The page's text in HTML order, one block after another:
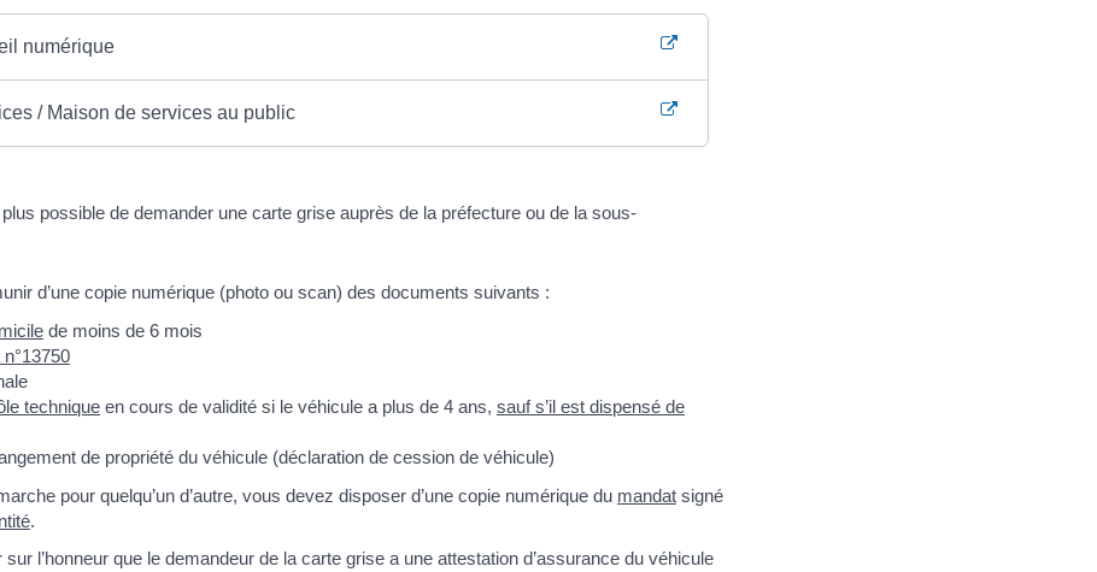
numérique
/ Maison de services au public
plus possible de demander une carte grise auprès de la préfecture ou de la sous-
d’une copie numérique (photo ou scan) des documents suivants :
de moins de 6 mois
technique en cours de validité si le véhicule a plus de 4 ans, sauf s’il est dispensé de
de propriété du véhicule (déclaration de cession de véhicule)
pour quelqu’un d’autre, vous devez disposer d’une copie numérique du mandat signé
.
l’honneur que le demandeur de la carte grise a une attestation d’assurance du véhicule